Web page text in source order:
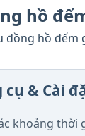
hồ
đồng hồ
cụ & Cài
khoảng